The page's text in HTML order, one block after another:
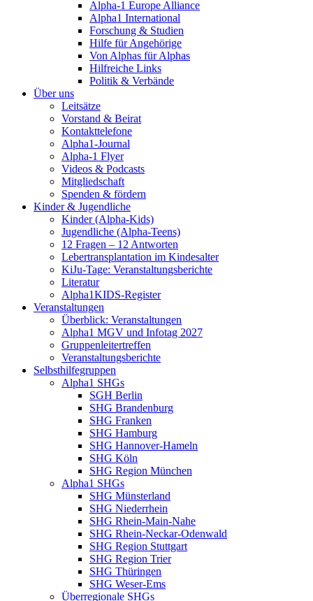
Alpha-1 Europe Alliance
Alpha1 International
Forschung & Studien
Hilfe für Angehörige
Von Alphas für Alphas
Hilfreiche Links
Politik & Verbände
Über uns
Leitsätze
Vorstand & Beirat
Kontakttelefone
Alpha1-Journal
Alpha-1 Flyer
Videos & Podcasts
Mitgliedschaft
Spenden & fördern
Kinder & Jugendliche
Kinder (Alpha-Kids)
Jugendliche (Alpha-Teens)
12 Fragen – 12 Antworten
Lebertransplantation im Kindesalter
KiJu-Tage: Veranstaltungsberichte
Literatur
Alpha1KIDS-Register
Veranstaltungen
Überblick: Veranstaltungen
Alpha1 MGV und Infotag 2027
Gruppenleitertreffen
Veranstaltungsberichte
Selbsthilfegruppen
Alpha1 SHGs
SGH Berlin
SHG Brandenburg
SHG Franken
SHG Hamburg
SHG Hannover-Hameln
SHG Köln
SHG Region München
Alpha1 SHGs
SHG Münsterland
SHG Niederrhein
SHG Rhein-Main-Nahe
SHG Rhein-Neckar-Odenwald
SHG Region Stuttgart
SHG Region Trier
SHG Thüringen
SHG Weser-Ems
Überregionale SHGs